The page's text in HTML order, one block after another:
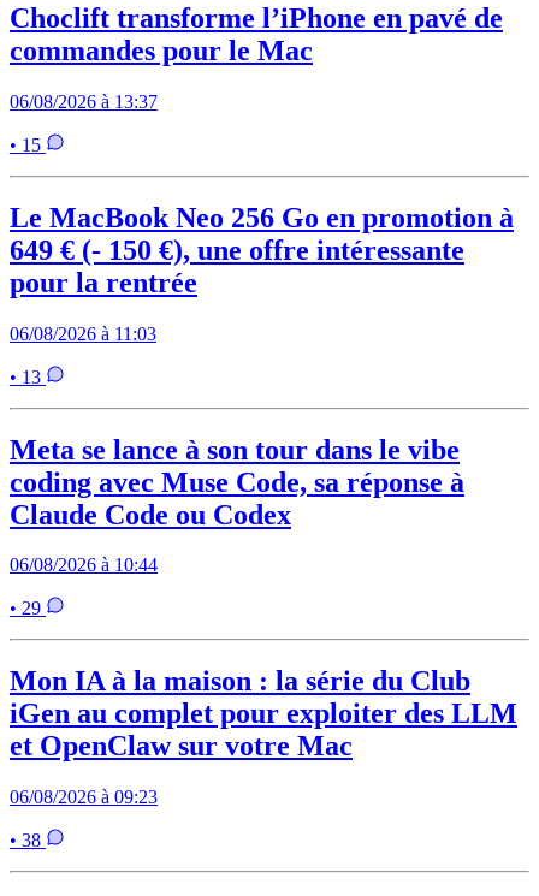
Choclift transforme l’iPhone en pavé de
commandes pour le Mac
06/08/2026 à 13:37
• 15
Le MacBook Neo 256 Go en promotion à
649 € (- 150 €), une offre intéressante
pour la rentrée
06/08/2026 à 11:03
• 13
Meta se lance à son tour dans le vibe
coding avec Muse Code, sa réponse à
Claude Code ou Codex
06/08/2026 à 10:44
• 29
Mon IA à la maison : la série du Club
iGen au complet pour exploiter des LLM
et OpenClaw sur votre Mac
06/08/2026 à 09:23
• 38